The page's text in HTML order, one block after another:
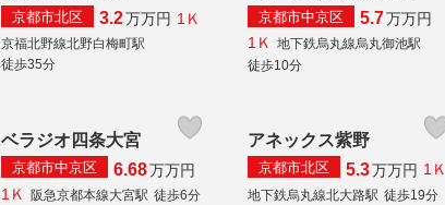
京都市北区 3.2万万円 1Ｋ
京福北野線北野白梅町駅
徒歩35分
京都市中京区 5.7万万円
1Ｋ 地下鉄烏丸線烏丸御池駅
徒歩10分
ベラジオ四条大宮
京都市中京区 6.68万万円
1Ｋ
阪急京都本線大宮駅 徒歩6分
アネックス紫野
京都市北区 5.3万万円 1Ｋ
地下鉄烏丸線北大路駅 徒歩19分